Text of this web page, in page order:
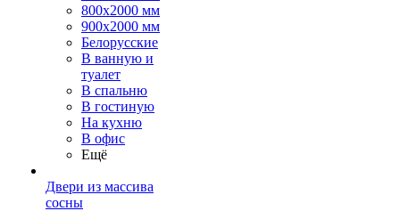
800х2000 мм
900х2000 мм
Белорусские
В ванную и
туалет
В спальню
В гостиную
На кухню
В офис
Ещё
Двери из массива
сосны